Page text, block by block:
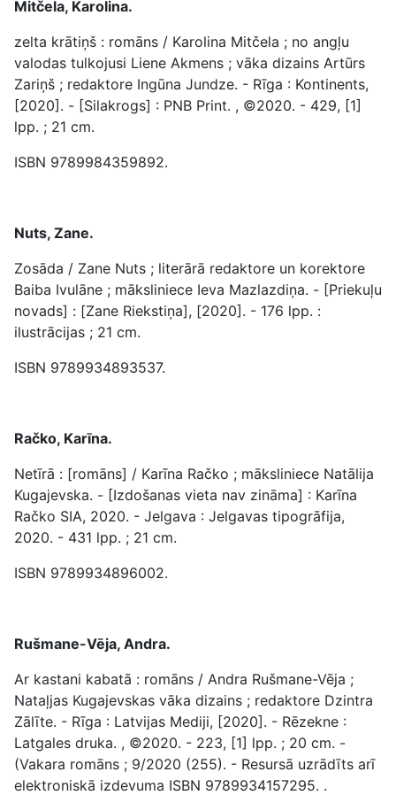
Mitčela, Karolina.
zelta krātiņš : romāns / Karolina Mitčela ; no angļu
valodas tulkojusi Liene Akmens ; vāka dizains Artūrs
Zariņš ; redaktore Ingūna Jundze. - Rīga : Kontinents,
[2020]. - [Silakrogs] : PNB Print. , ©2020. - 429, [1]
lpp. ; 21 cm.
ISBN 9789984359892.
Nuts, Zane.
Zosāda / Zane Nuts ; literārā redaktore un korektore
Baiba Ivulāne ; māksliniece Ieva Mazlazdiņa. - [Priekuļu
novads] : [Zane Riekstiņa], [2020]. - 176 lpp. :
ilustrācijas ; 21 cm.
ISBN 9789934893537.
Račko, Karīna.
Netīrā : [romāns] / Karīna Račko ; māksliniece Natālija
Kugajevska. - [Izdošanas vieta nav zināma] : Karīna
Račko SIA, 2020. - Jelgava : Jelgavas tipogrāfija,
2020. - 431 lpp. ; 21 cm.
ISBN 9789934896002.
Rušmane-Vēja, Andra.
Ar kastani kabatā : romāns / Andra Rušmane-Vēja ;
Nataļjas Kugajevskas vāka dizains ; redaktore Dzintra
Zālīte. - Rīga : Latvijas Mediji, [2020]. - Rēzekne :
Latgales druka. , ©2020. - 223, [1] lpp. ; 20 cm. -
(Vakara romāns ; 9/2020 (255). - Resursā uzrādīts arī
elektroniskā izdevuma ISBN 9789934157295. .